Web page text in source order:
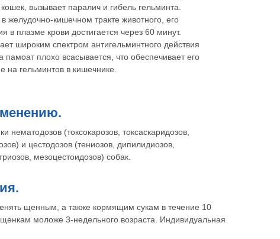
вызывает паралич и гибель гельминта.
желудочно-кишечном тракте животного, его
в плазме крови достигается через 60 минут.
широким спектром антигельминтного действия
плохо всасывается, что обеспечивает его
на гельминтов в кишечнике.
нематодозов (токсокарозов, токсаскаридозов,
и цестодозов (тениозов, дипилидиозов,
мезоцестоидозов) собак.
щенным, а также кормящим сукам в течение 10
моложе 3-недельного возраста. Индивидуальная